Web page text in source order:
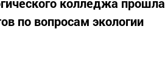
по вопросам экологии